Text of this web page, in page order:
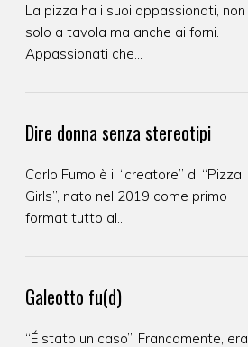
La pizza ha i suoi appassionati, non
solo a tavola ma anche ai forni.
Appassionati che...
Dire donna senza stereotipi
Carlo Fumo è il “creatore” di “Pizza
Girls”, nato nel 2019 come primo
format tutto al...
Galeotto fu(d)
“É stato un caso”. Francamente, era